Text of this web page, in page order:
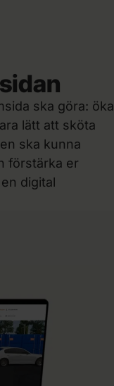
ska göra: öka
lätt att sköta
ska kunna
förstärka er
digital